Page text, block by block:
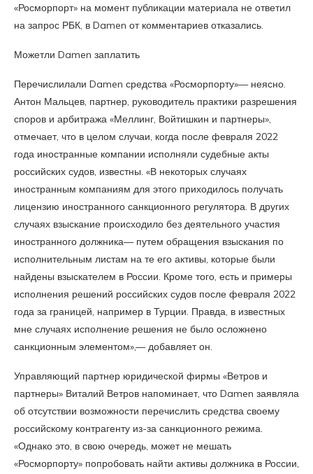
«Росморпорт» на момент публикации материала не ответил
на запрос РБК, в Damen от комментариев отказались.
Можетли Damen заплатить
Перечислилали Damen средства «Росморпорту»— неясно.
Антон Мальцев, партнер, руководитель практики разрешения
споров и арбитража «Меллинг, Войтишкин и партнеры»,
отмечает, что в целом случаи, когда после февраля 2022
года иностранные компании исполняли судебные акты
российских судов, известны. «В некоторых случаях
иностранным компаниям для этого приходилось получать
лицензию иностранного санкционного регулятора. В других
случаях взыскание происходило без деятельного участия
иностранного должника— путем обращения взыскания по
исполнительным листам на те его активы, которые были
найдены взыскателем в России. Кроме того, есть и примеры
исполнения решений российских судов после февраля 2022
года за границей, например в Турции. Правда, в известных
мне случаях исполнение решения не было осложнено
санкционным элементом»,— добавляет он.
Управляющий партнер юридической фирмы «Ветров и
партнеры» Виталий Ветров напоминает, что Damen заявляла
об отсутствии возможности перечислить средства своему
российскому контрагенту из-за санкционного режима.
«Однако это, в свою очередь, может не мешать
«Росморпорту» попробовать найти активы должника в России,